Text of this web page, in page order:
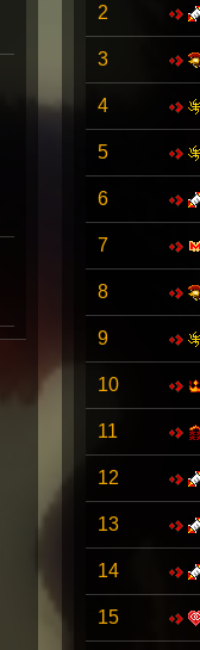
2
3
4
5
6
7
8
9
10
11
12
13
14
15